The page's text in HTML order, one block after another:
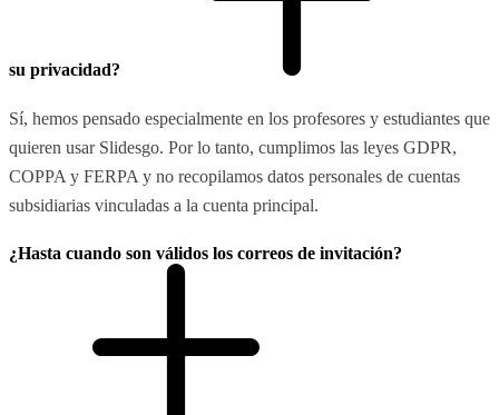
su privacidad?
Sí, hemos pensado especialmente en los profesores y estudiantes que
quieren usar Slidesgo. Por lo tanto, cumplimos las leyes GDPR,
COPPA y FERPA y no recopilamos datos personales de cuentas
subsidiarias vinculadas a la cuenta principal.
¿Hasta cuando son válidos los correos de invitación?